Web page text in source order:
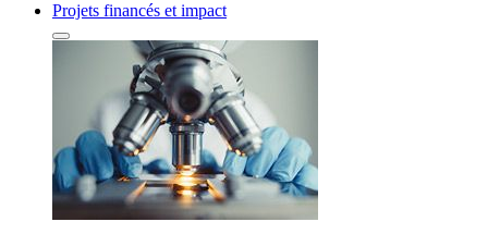
Projets financés et impact